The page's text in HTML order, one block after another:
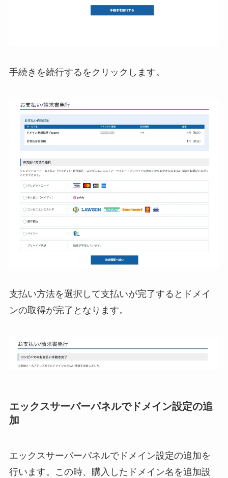
手続きを続行するをクリックします。
支払い方法を選択して支払いが完了するとドメイ
ンの取得が完了となります。
エックスサーバーパネルでドメイン設定の追
加
エックスサーバーパネルでドメイン設定の追加を
行います。この時、購入したドメイン名を追加設